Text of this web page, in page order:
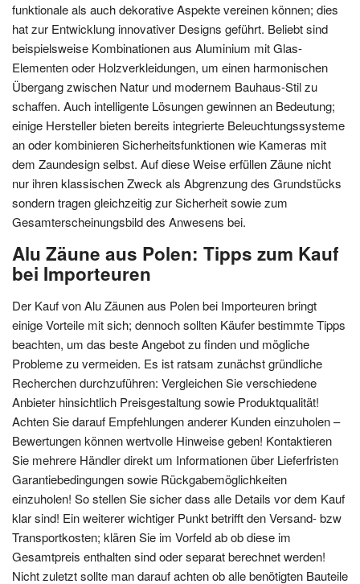
funktionale als auch dekorative Aspekte vereinen können; dies
hat zur Entwicklung innovativer Designs geführt. Beliebt sind
beispielsweise Kombinationen aus Aluminium mit Glas-
Elementen oder Holzverkleidungen, um einen harmonischen
Übergang zwischen Natur und modernem Bauhaus-Stil zu
schaffen. Auch intelligente Lösungen gewinnen an Bedeutung;
einige Hersteller bieten bereits integrierte Beleuchtungssysteme
an oder kombinieren Sicherheitsfunktionen wie Kameras mit
dem Zaundesign selbst. Auf diese Weise erfüllen Zäune nicht
nur ihren klassischen Zweck als Abgrenzung des Grundstücks
sondern tragen gleichzeitig zur Sicherheit sowie zum
Gesamterscheinungsbild des Anwesens bei.
Alu Zäune aus Polen: Tipps zum Kauf
bei Importeuren
Der Kauf von Alu Zäunen aus Polen bei Importeuren bringt
einige Vorteile mit sich; dennoch sollten Käufer bestimmte Tipps
beachten, um das beste Angebot zu finden und mögliche
Probleme zu vermeiden. Es ist ratsam zunächst gründliche
Recherchen durchzuführen: Vergleichen Sie verschiedene
Anbieter hinsichtlich Preisgestaltung sowie Produktqualität!
Achten Sie darauf Empfehlungen anderer Kunden einzuholen –
Bewertungen können wertvolle Hinweise geben! Kontaktieren
Sie mehrere Händler direkt um Informationen über Lieferfristen
Garantiebedingungen sowie Rückgabemöglichkeiten
einzuholen! So stellen Sie sicher dass alle Details vor dem Kauf
klar sind! Ein weiterer wichtiger Punkt betrifft den Versand- bzw
Transportkosten; klären Sie im Vorfeld ab ob diese im
Gesamtpreis enthalten sind oder separat berechnet werden!
Nicht zuletzt sollte man darauf achten ob alle benötigten Bauteile